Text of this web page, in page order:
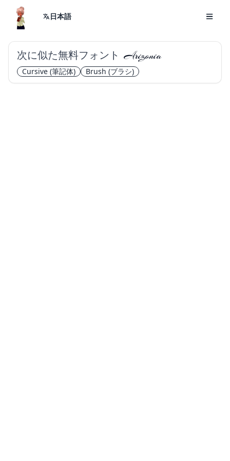
日本語
次に似た無料フォント Arizonia
Cursive (筆記体) Brush (ブラシ)